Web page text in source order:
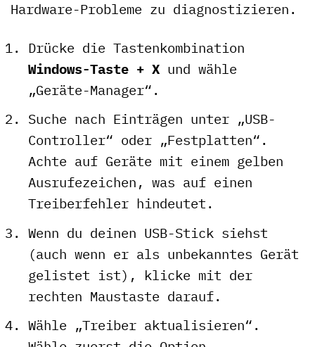
Hardware-Probleme zu diagnostizieren.
Drücke die Tastenkombination
Windows-Taste + Xund wähle
„Geräte-Manager“.
Suche nach Einträgen unter „USB-
Controller“ oder „Festplatten“.
Achte auf Geräte mit einem gelben
Ausrufezeichen, was auf einen
Treiberfehler hindeutet.
Wenn du deinen USB-Stick siehst
(auch wenn er als unbekanntes Gerät
gelistet ist), klicke mit der
rechten Maustaste darauf.
Wähle „Treiber aktualisieren“.